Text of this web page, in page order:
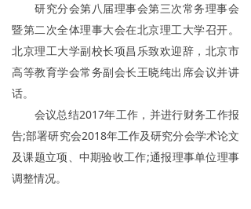
研究分会第八届理事会第三次常务理事会
暨第二次全体理事大会在北京理工大学召开。
北京理工大学副校长项昌乐致欢迎辞，北京市
高等教育学会常务副会长王晓纯出席会议并讲
话。
会议总结2017年工作，并进行财务工作报
告;部署研究会2018年工作及研究分会学术论文
及课题立项、中期验收工作;通报理事单位理事
调整情况。